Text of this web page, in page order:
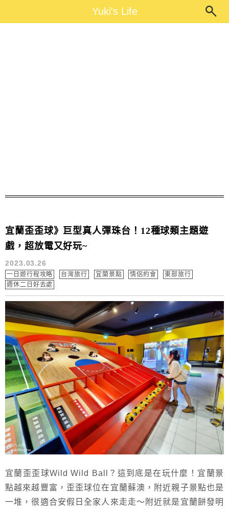
Yuki's LifeYuki's Life
宜蘭歪歪球》巨型真人彈珠台！12種球類主題遊
戲，超放電又好玩~
2023.03.26
一日遊行程攻略 台灣旅行 宜蘭景點 情侶約會
東部旅行
週休二日好去處
宜蘭歪歪球Wild Wild Ball？這到底是在玩什麼！宜蘭景
點越來越豐富，歪歪球位在宜蘭蘇澳，附近親子景點也是
一堆，很適合安假日全家人來走走～附近就是宜蘭餅發明